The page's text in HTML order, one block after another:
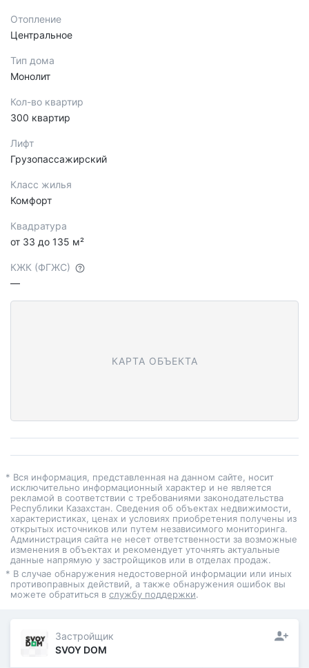
Отопление
Центральное
Тип дома
Монолит
Кол-во квартир
300 квартир
Лифт
Грузопассажирский
Класс жилья
Комфорт
Квадратура
от 33 до 135 м²
КЖК (ФГЖС)
—
КАРТА ОБЪЕКТА
* Вся информация, представленная на данном сайте, носит
исключительно информационный характер и не является
рекламой в соответствии с требованиями законодательства
Республики Казахстан. Сведения об объектах недвижимости,
характеристиках, ценах и условиях приобретения получены из
открытых источников или путем независимого мониторинга.
Администрация сайта не несет ответственности за возможные
изменения в объектах и рекомендует уточнять актуальные
данные напрямую у застройщиков или в отделах продаж.
* В случае обнаружения недостоверной информации или иных
противоправных действий, а также обнаружения ошибок вы
можете обратиться в службу поддержки.
Застройщик
SVOY DOM